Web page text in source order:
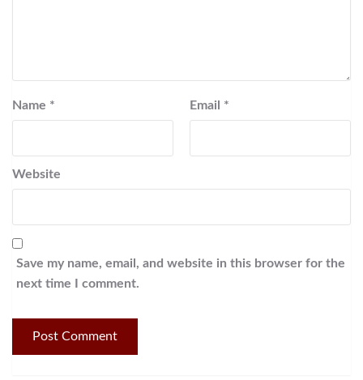
Name * Email *
Website
Save my name, email, and website in this browser for the
next time I comment.